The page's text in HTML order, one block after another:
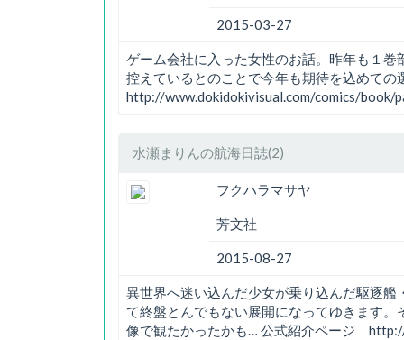
2015-03-27
ゲーム会社に入った女性のお話。昨年も１
控えているとのことで今年も期待を込めて
http://www.dokidokivisual.com/comics/book/
水瀬まりんの航海日誌(2)
フクハラマサヤ
芳文社
2015-08-27
異世界へ迷い込んだ少女が乗り込んだ駆逐
て終盤とんでもない展開になってゆきます
像で観たかったかも… 公式紹介ページ